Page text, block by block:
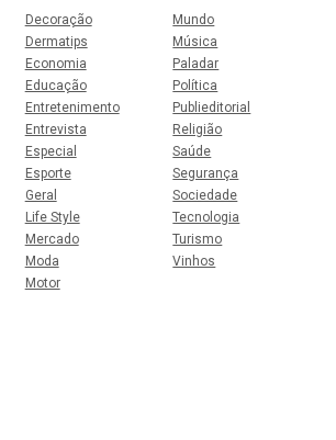
Decoração
Dermatips
Economia
Educação
Entretenimento
Entrevista
Especial
Esporte
Geral
Life Style
Mercado
Moda
Motor
Mundo
Música
Paladar
Política
Publieditorial
Religião
Saúde
Segurança
Sociedade
Tecnologia
Turismo
Vinhos